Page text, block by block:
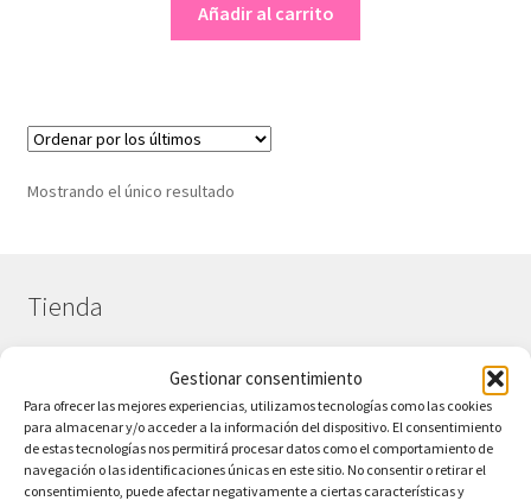
Gestionar consentimiento
Para ofrecer las mejores experiencias, utilizamos tecnologías como las cookies
para almacenar y/o acceder a la información del dispositivo. El consentimiento
de estas tecnologías nos permitirá procesar datos como el comportamiento de
navegación o las identificaciones únicas en este sitio. No consentir o retirar el
consentimiento, puede afectar negativamente a ciertas características y
Añadir al carrito
Mostrando el único resultado
Tienda
¿Necesitas contactar?
Tienda
Colecciones Scrap